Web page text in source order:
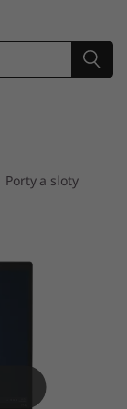
Porty a sloty